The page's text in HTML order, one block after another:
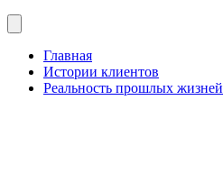
Главная
Истории клиентов
Реальность прошлых жизней